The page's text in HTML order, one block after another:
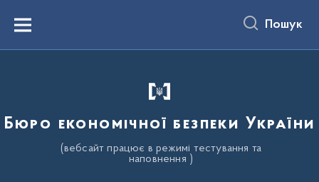
вмістуMenu Пошук
Бюро економічної безпеки України
(вебсайт працює в режимі тестування та
наповнення )